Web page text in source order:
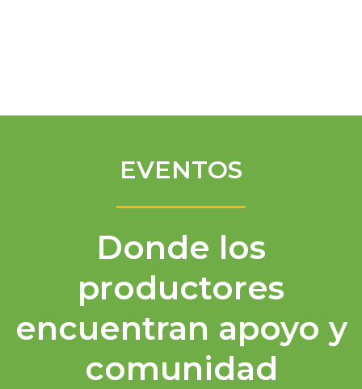
EVENTOS
Donde los
productores
encuentran apoyo y
comunidad